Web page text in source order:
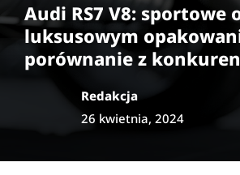
Audi RS7 V8: sportowe
luksusowym
porównanie z
Redakcja
26 kwietnia, 2024